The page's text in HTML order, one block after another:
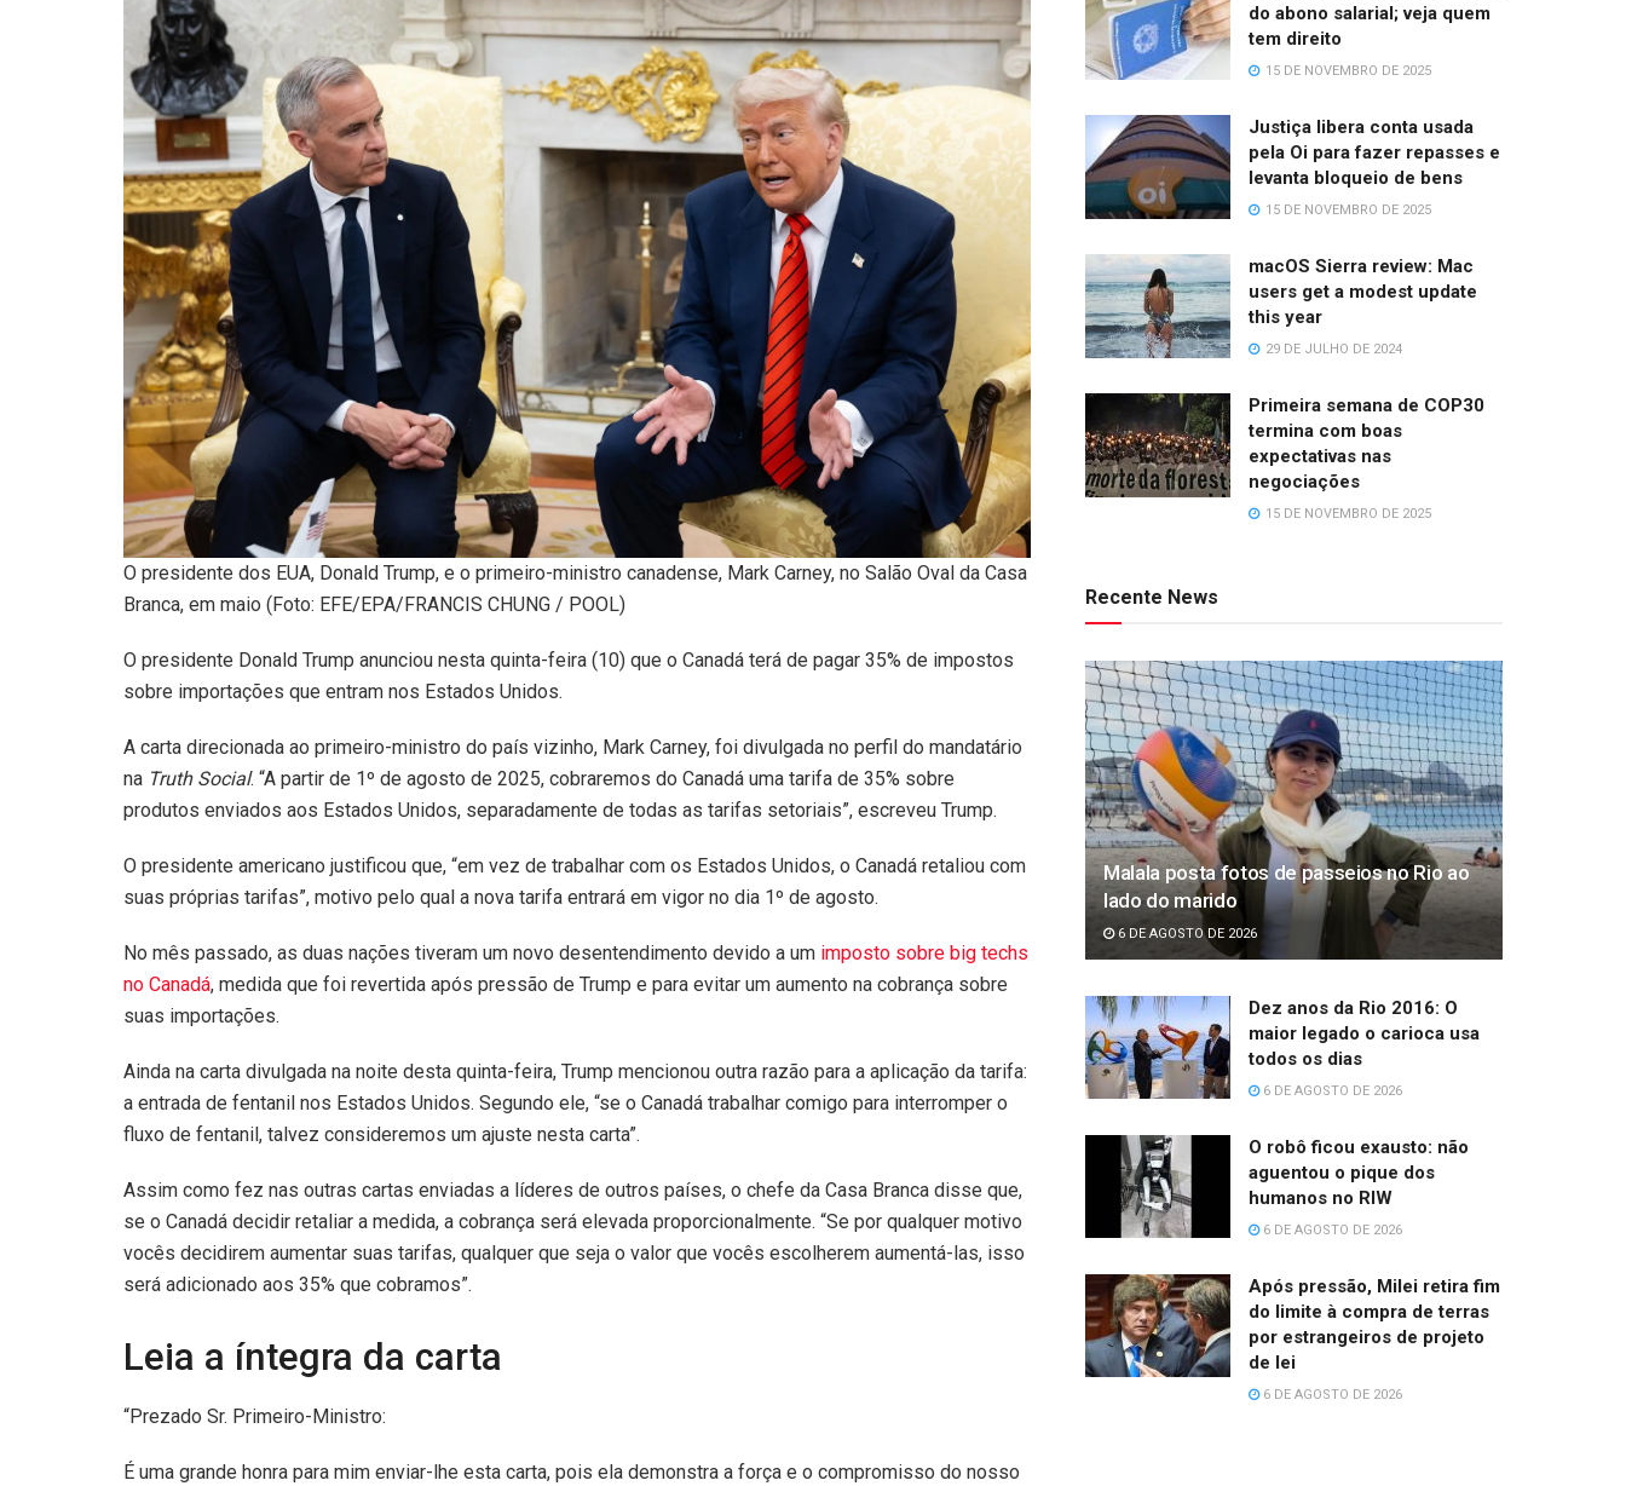
O presidente dos EUA, Donald Trump, e o primeiro-ministro canadense, Mark Carney, no Salão Oval da Casa
Branca, em maio (Foto: EFE/EPA/FRANCIS CHUNG / POOL)
O presidente Donald Trump anunciou nesta quinta-feira (10) que o Canadá terá de pagar 35% de impostos
sobre importações que entram nos Estados Unidos.
A carta direcionada ao primeiro-ministro do país vizinho, Mark Carney, foi divulgada no perfil do mandatário
na Truth Social. “A partir de 1º de agosto de 2025, cobraremos do Canadá uma tarifa de 35% sobre
produtos enviados aos Estados Unidos, separadamente de todas as tarifas setoriais”, escreveu Trump.
O presidente americano justificou que, “em vez de trabalhar com os Estados Unidos, o Canadá retaliou com
suas próprias tarifas”, motivo pelo qual a nova tarifa entrará em vigor no dia 1º de agosto.
No mês passado, as duas nações tiveram um novo desentendimento devido a um imposto sobre big techs
no Canadá, medida que foi revertida após pressão de Trump e para evitar um aumento na cobrança sobre
suas importações.
Ainda na carta divulgada na noite desta quinta-feira, Trump mencionou outra razão para a aplicação da tarifa:
a entrada de fentanil nos Estados Unidos. Segundo ele, “se o Canadá trabalhar comigo para interromper o
fluxo de fentanil, talvez consideremos um ajuste nesta carta”.
Assim como fez nas outras cartas enviadas a líderes de outros países, o chefe da Casa Branca disse que,
se o Canadá decidir retaliar a medida, a cobrança será elevada proporcionalmente. “Se por qualquer motivo
vocês decidirem aumentar suas tarifas, qualquer que seja o valor que vocês escolherem aumentá-las, isso
será adicionado aos 35% que cobramos”.
Leia a íntegra da carta
“Prezado Sr. Primeiro-Ministro:
É uma grande honra para mim enviar-lhe esta carta, pois ela demonstra a força e o compromisso do nosso
do abono salarial; veja quem
tem direito
15 DE NOVEMBRO DE 2025
Justiça libera conta usada
pela Oi para fazer repasses e
levanta bloqueio de bens
15 DE NOVEMBRO DE 2025
macOS Sierra review: Mac
users get a modest update
this year
29 DE JULHO DE 2024
Primeira semana de COP30
termina com boas
expectativas nas
negociações
15 DE NOVEMBRO DE 2025
Recente News
Malala posta fotos de passeios no Rio ao
lado do marido
6 DE AGOSTO DE 2026
Dez anos da Rio 2016: O
maior legado o carioca usa
todos os dias
6 DE AGOSTO DE 2026
O robô ficou exausto: não
aguentou o pique dos
humanos no RIW
6 DE AGOSTO DE 2026
Após pressão, Milei retira fim
do limite à compra de terras
por estrangeiros de projeto
de lei
6 DE AGOSTO DE 2026